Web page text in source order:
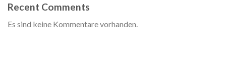
Recent Comments
Es sind keine Kommentare vorhanden.